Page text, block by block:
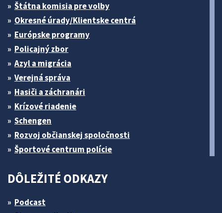
Štátna komisia pre volby
Okresné úrady/Klientske centrá
Európske programy
Policajný zbor
Azyl a migrácia
Verejná správa
Hasiči a záchranári
Krízové riadenie
Schengen
Rozvoj občianskej spoločnosti
Športové centrum polície
DÔLEŽITÉ ODKAZY
Podcast